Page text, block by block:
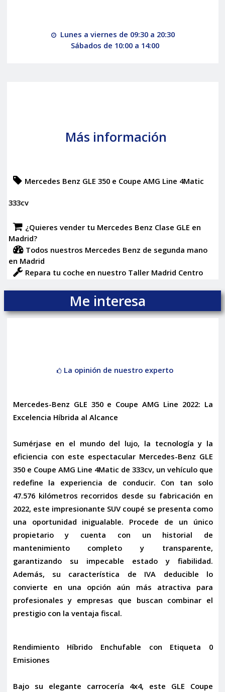
Lunes a viernes de 09:30 a 20:30
Sábados de 10:00 a 14:00
Más información
Mercedes Benz GLE 350 e Coupe AMG Line 4Matic
333cv
¿Quieres vender tu Mercedes Benz Clase GLE en
Madrid?
Todos nuestros Mercedes Benz de segunda mano
en Madrid
Repara tu coche en nuestro Taller Madrid Centro
Me interesa
La opinión de nuestro experto
Mercedes-Benz GLE 350 e Coupe AMG Line 2022: La
Excelencia Híbrida al Alcance
Sumérjase en el mundo del lujo, la tecnología y la
eficiencia con este espectacular Mercedes-Benz GLE
350 e Coupe AMG Line 4Matic de 333cv, un vehículo que
redefine la experiencia de conducir. Con tan solo
47.576 kilómetros recorridos desde su fabricación en
2022, este impresionante SUV coupé se presenta como
una oportunidad inigualable. Procede de un único
propietarioy cuenta con un historial de
mantenimiento completo y transparente,
garantizando su impecable estado y fiabilidad.
Además, su característica de IVA deducible lo
convierte en una opción aún más atractiva para
profesionales y empresas que buscan combinar el
prestigio con la ventaja fiscal.
Rendimiento Híbrido Enchufable con Etiqueta 0
Emisiones
Bajo su elegante carrocería 4x4, este GLE Coupe